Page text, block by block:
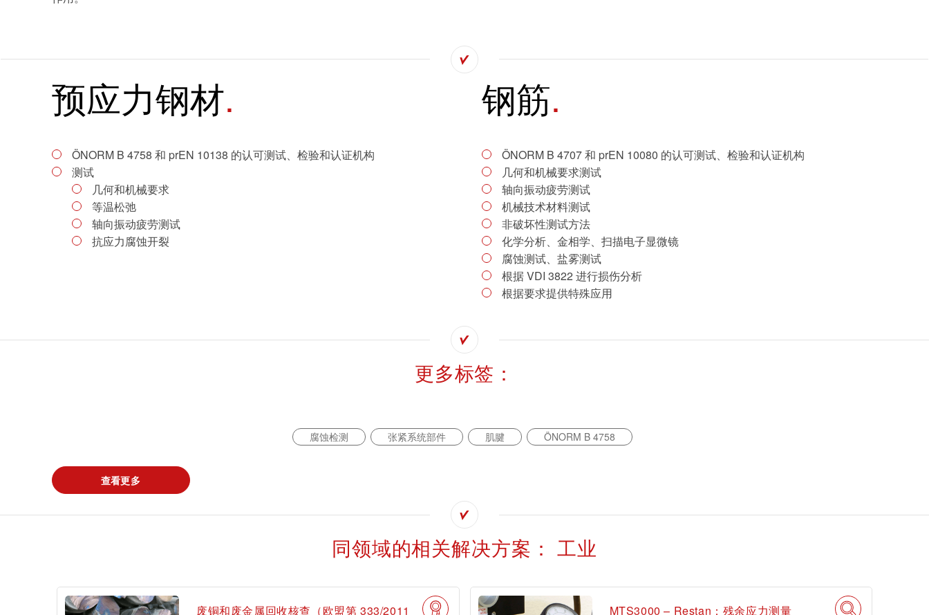
预应力钢材
ÖNORM B 4758 和 prEN 10138 的认可测试、检验和认证机构
测试
几何和机械要求
等温松弛
轴向振动疲劳测试
抗应力腐蚀开裂
钢筋
ÖNORM B 4707 和 prEN 10080 的认可测试、检验和认证机构
几何和机械要求测试
轴向振动疲劳测试
机械技术材料测试
非破坏性测试方法
化学分析、金相学、扫描电子显微镜
腐蚀测试、盐雾测试
根据 VDI 3822 进行损伤分析
根据要求提供特殊应用
更多标签：
腐蚀检测 张紧系统部件 肌腱 ÖNORM B 4758
查看更多
同领域的相关解决方案： 工业
废铜和废金属回收核查（欧盟第 333/2011
MTS3000 – Restan：残余应力测量
我是tami